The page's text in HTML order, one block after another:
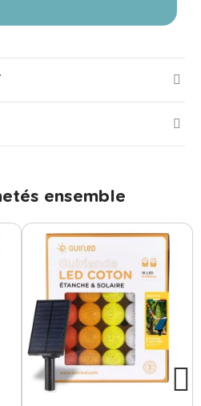
ensemble